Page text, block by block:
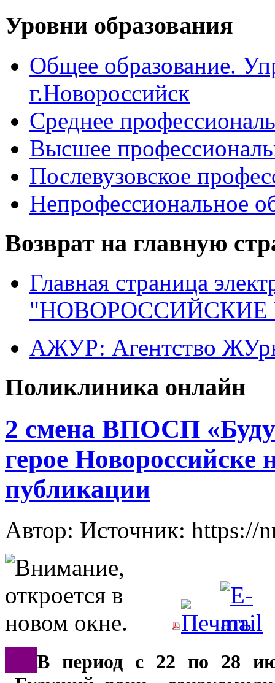
Уровни образования
Общее образование.
г.Новороссийск
Среднее
Высшее
Послевузовское
Непрофессиональное
Возврат на главную
Главная страница
"НОВОРОССИЙСКИЕ
АЖУР: Агентство
Поликлиника онлайн
2 смена ВПОСП
герое Новороссийске
публикации
Автор: Источник: https://
В период с 22 по 28